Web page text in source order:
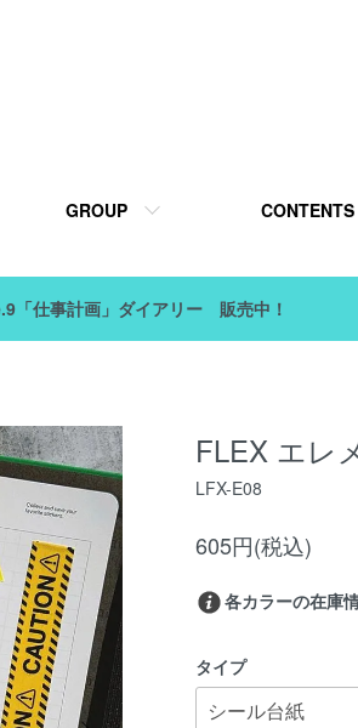
GROUP CONTENTS
「仕事計画」ダイアリー 販売中！
FLEX エレ
LFX-E08
605円(税込)
各カラーの在庫
タイプ